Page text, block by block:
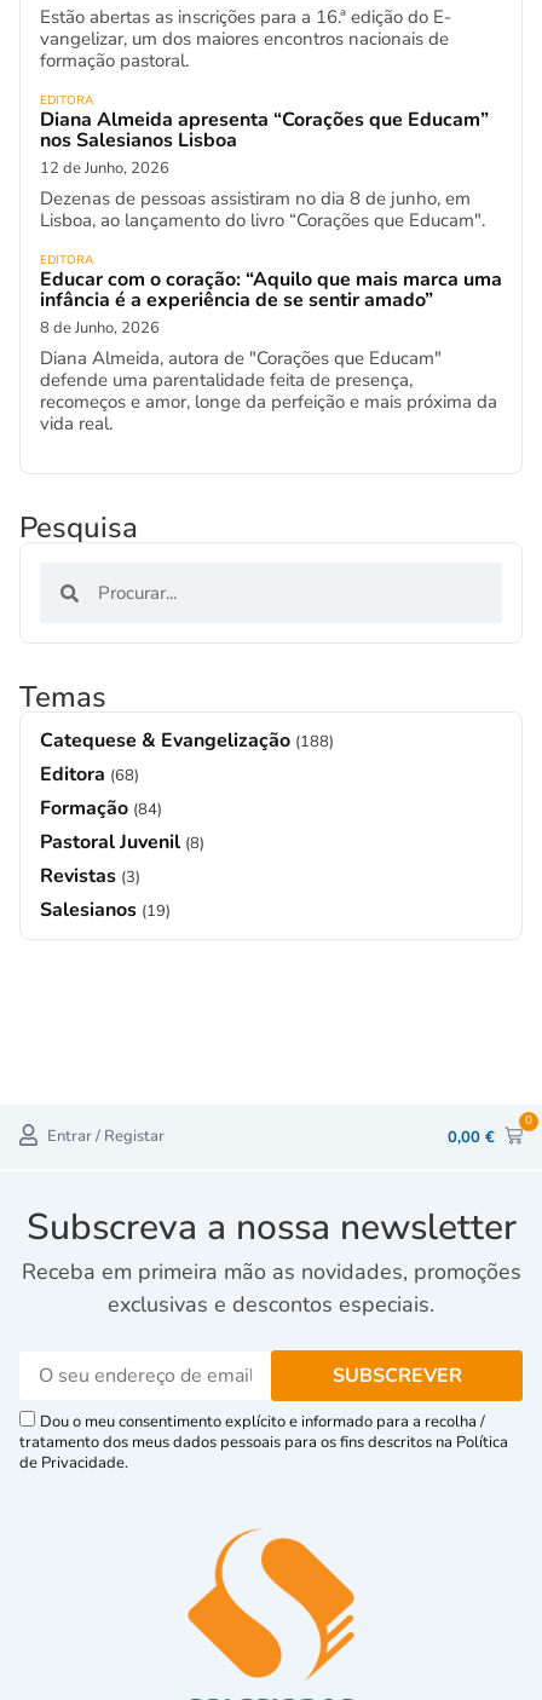
Estão abertas as inscrições para a 16.ª edição do E-
vangelizar, um dos maiores encontros nacionais de
formação pastoral.
EDITORA
Diana Almeida apresenta “Corações que Educam”
nos Salesianos Lisboa
12 de Junho, 2026
Dezenas de pessoas assistiram no dia 8 de junho, em
Lisboa, ao lançamento do livro “Corações que Educam".
EDITORA
Educar com o coração: “Aquilo que mais marca uma
infância é a experiência de se sentir amado”
8 de Junho, 2026
Diana Almeida, autora de "Corações que Educam"
defende uma parentalidade feita de presença,
recomeços e amor, longe da perfeição e mais próxima da
vida real.
Pesquisa
Temas
Catequese & Evangelização (188)
Editora (68)
Formação (84)
Pastoral Juvenil (8)
Revistas (3)
Salesianos (19)
Entrar / Registar 0,00 €
0
Subscreva a nossa newsletter
Receba em primeira mão as novidades, promoções
exclusivas e descontos especiais.
Dou o meu consentimento explícito e informado para a recolha /
tratamento dos meus dados pessoais para os fins descritos na Política
de Privacidade.